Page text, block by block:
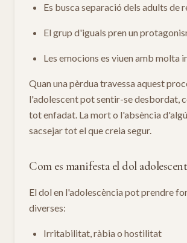
Es busca separació dels adults de
El grup d'iguals pren un
Les emocions es viuen amb molta
Quan una pèrdua travessa aquest
l'adolescent pot sentir-se desbordat,
tot enfadat. La mort o l'absència
sacsejar tot el que creia segur.
Com es manifesta el dol
El dol en l'adolescència pot prendre
diverses:
Irritabilitat, ràbia o hostilitat